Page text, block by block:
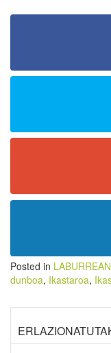
Posted in LABURREAN
dunboa, Ikastaroa,